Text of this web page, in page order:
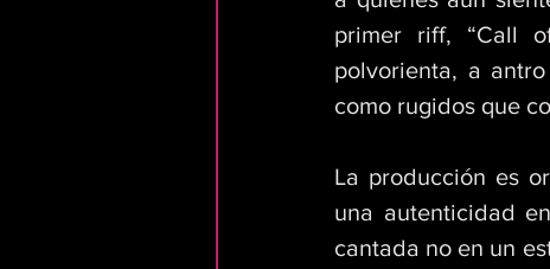
primer riff, “Call
polvorienta, a
como rugidos que
La producción es
una autenticidad
cantada no en un